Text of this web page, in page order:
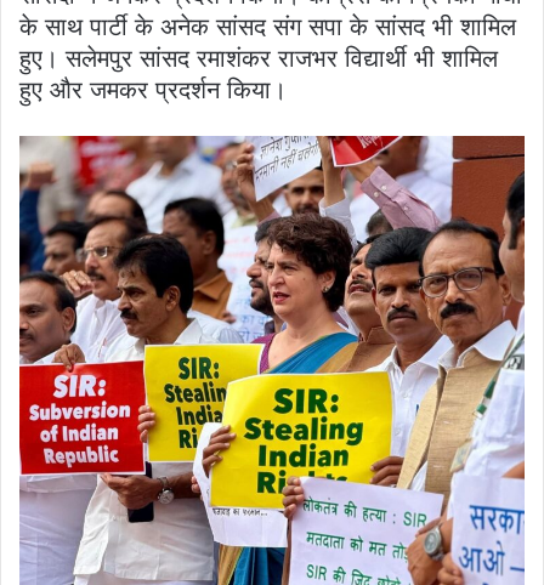
के साथ पार्टी के अनेक सांसद संग सपा के सांसद भी शामिल
हुए। सलेमपुर सांसद रमाशंकर राजभर विद्यार्थी भी शामिल
हुए और जमकर प्रदर्शन किया।